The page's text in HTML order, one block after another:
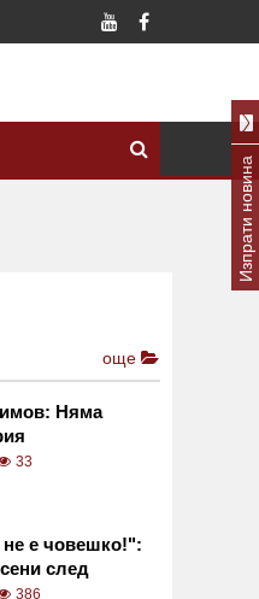
още
Няма
33
не е човешко!":
след
хълм
386
Изпрати новина